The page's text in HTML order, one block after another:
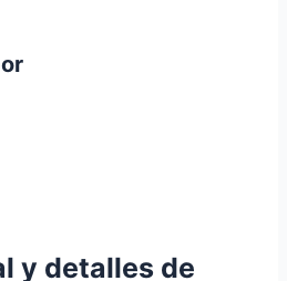
y detalles de